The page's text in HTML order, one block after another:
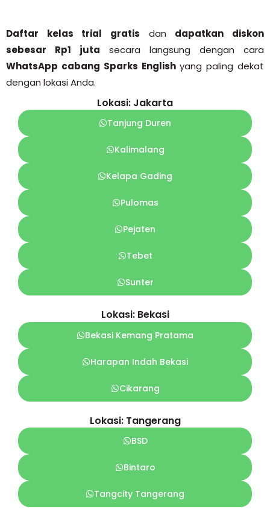
Daftar kelas trial gratis dan dapatkan diskon
sebesar Rp1 juta secara langsung dengan cara
WhatsApp cabang Sparks Englishyang paling dekat
dengan lokasi Anda.
Lokasi: Jakarta
Tanjung Duren
Kalimalang
Kelapa Gading
Pulomas
Pejaten
Tebet
Sunter
Lokasi: Bekasi
Bekasi Kemang Pratama
Harapan Indah Bekasi
Cikarang
Lokasi: Tangerang
BSD
Bintaro
Tangcity Tangerang